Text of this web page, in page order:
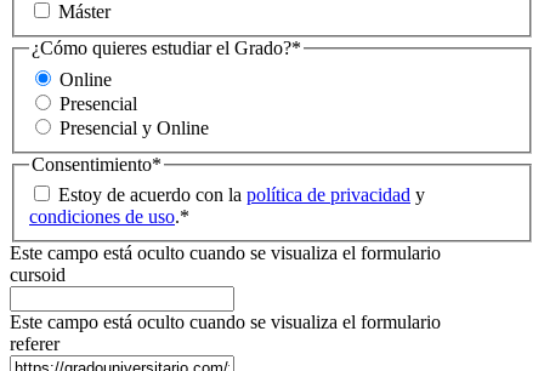
Máster
¿Cómo quieres estudiar el Grado?*
Online
Presencial
Presencial y Online
Consentimiento*
Estoy de acuerdo con la política de privacidad y
condiciones de uso.*
Este campo está oculto cuando se visualiza el formulario
cursoid
Este campo está oculto cuando se visualiza el formulario
referer